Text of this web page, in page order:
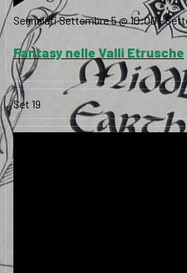
SegnalatiSettembre 5 @ 10:00-
Fantasy nelle Valli Etrusche
Set 19